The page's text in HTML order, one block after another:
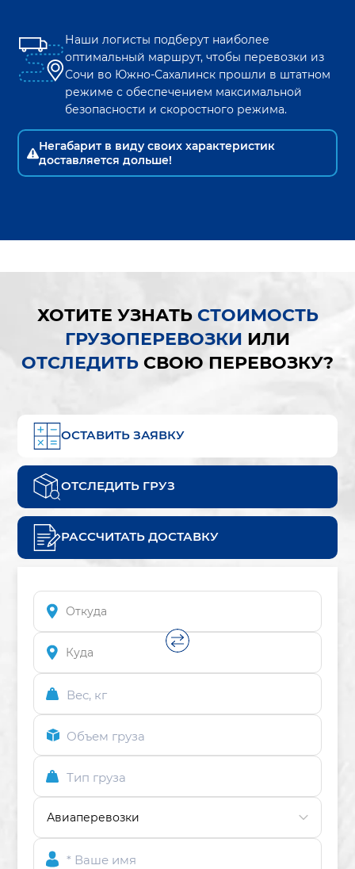
Наши логисты подберут наиболее
оптимальный маршрут, чтобы перевозки из
Сочи во Южно-Сахалинск прошли в штатном
режиме с обеспечением максимальной
безопасности и скоростного режима.
Негабарит в виду своих характеристик
доставляется дольше!
ХОТИТЕ УЗНАТЬ СТОИМОСТЬ
ГРУЗОПЕРЕВОЗКИ ИЛИ
ОТСЛЕДИТЬ СВОЮ ПЕРЕВОЗКУ?
ОСТАВИТЬ ЗАЯВКУ
ОТСЛЕДИТЬ ГРУЗ
РАССЧИТАТЬ ДОСТАВКУ
Вес, кг
Объем груза
Тип груза
* Ваше имя